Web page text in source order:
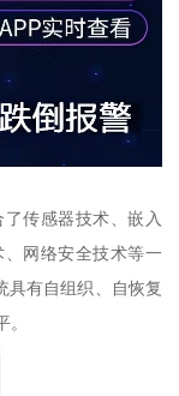
传感器技术、嵌入
网络安全技术等一
具有自组织、自恢复